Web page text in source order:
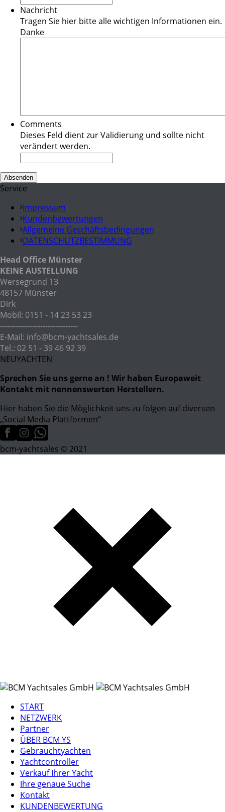
Nachricht
Tragen Sie hier bitte alle wichtigen Informationen ein.
Danke
Comments
Dieses Feld dient zur Validierung und sollte nicht
verändert werden.
Service
Impressum
Kundenbewertungen
Allgemeine Geschäftsbedingungen
DATENSCHUTZBESTIMMUNG
Head Office Münster
KEINE AUSTELLUNG
Wersegrund 13
48157 Münster
Dirk
Mobil: 0151 - 14 23 53 23
-------------------------------
E-Mail: info@bcm-yachtsales.de
Tel.: 02 51 - 39 46 92 39
NEUYACHTEN
Sprechen Sie uns gerne an ! Wir haben Europaweit
Kontakt mit nennenswerten Herstellern.
Hier haben Sie die Möglichkeit uns zu folgen auf diversen
„Social Media Plattformen“
bcm-yachtsales © 2021
START
NETZWERK
Partner
ÜBER BCM YS
Gebrauchtyachten
Yachtcontroller
Verkauf Ihrer Yacht
Ihre genaue Suche
Kontakt
KUNDENBEWERTUNG